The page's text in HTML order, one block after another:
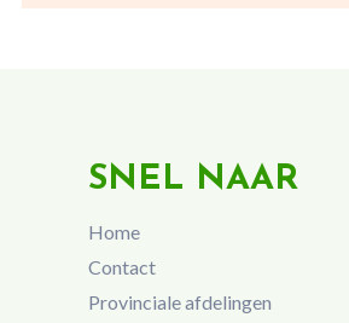
SNEL NAAR
Home
Contact
Provinciale afdelingen